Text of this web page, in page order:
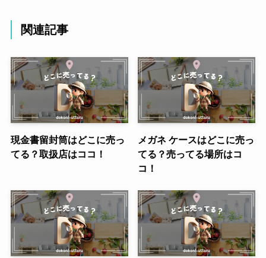
関連記事
現金書留封筒はどこに売っ
てる？取扱店はココ！
メガネ ケースはどこに売っ
てる？売ってる場所はコ
コ！